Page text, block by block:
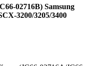
02716B) Samsung
3200/3205/3400